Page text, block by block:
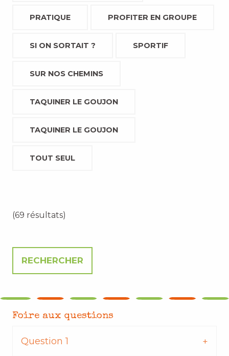
PRATIQUE PROFITER EN GROUPE
SI ON SORTAIT ? SPORTIF
SUR NOS CHEMINS
TAQUINER LE GOUJON
TAQUINER LE GOUJON
TOUT SEUL
(69 résultats)
Foire aux questions
Question 1